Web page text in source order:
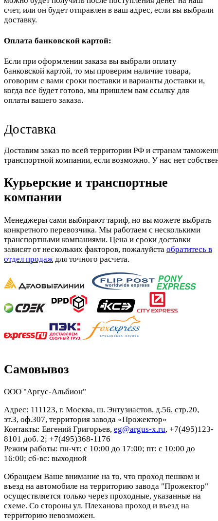
счет, или он будет отправлен в ваш адрес, если вы выбрали
доставку.
Оплата банковской картой:
Если при оформлении заказа вы выбрали оплату
банковской картой, то мы проверим наличие товара,
оговорим с вами сроки поставки и варианты доставки и,
когда все будет готово, мы пришлем вам ссылку для
оплаты вашего заказа.
Доставка
Доставим заказ по всей территории РФ и странам
транспортной компании, если возможно. У нас нет
Курьерские и транспортные
компании
Менеджеры сами выбирают тариф, но вы можете выбрать
конкретного перевозчика. Мы работаем с несколькими
транспортными компаниями. Цена и сроки доставки
зависят от нескольких факторов, пожалуйста обратитесь в
отдел продаж для точного расчета.
Самовывоз
ООО "Аргус-Альбион"
Адрес: 111123, г. Москва, ш. Энтузиастов, д.56, стр.20,
эт.3, оф.307, территория завода «Прожектор»
Контакты: Евгений Григорьев, eg@argus-x.ru, +7(495)123-
8101 доб. 2; +7(495)368-1176
Режим работы: пн-чт: с 10:00 до 17:00; пт: с 10:00 до
16:00; сб-вс: выходной
Обращаем Ваше внимание на то, что проход пешком и
въезд на автомобиле на территорию завода "Прожектор"
осуществляется только через проходные, указанные на
схеме. Со стороны ул. Плеханова проход и въезд на
территорию невозможен.